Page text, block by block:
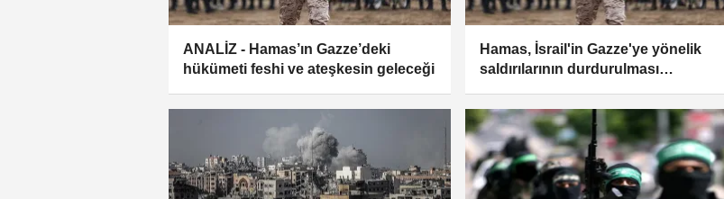
ANALİZ - Hamas’ın Gazze’deki
hükümeti feshi ve ateşkesin geleceği
Hamas, İsrail'in Gazze'ye yönelik
saldırılarının durdurulması